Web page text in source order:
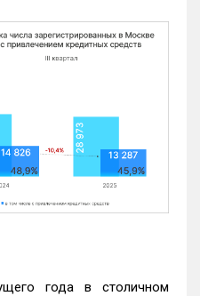
года в столичном